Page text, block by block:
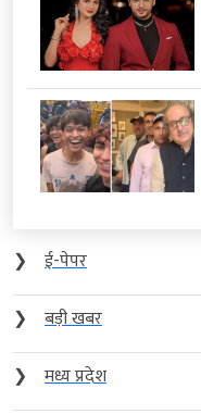
❯
ई-पेपर
❯
बड़ी खबर
❯
मध्य प्रदेश